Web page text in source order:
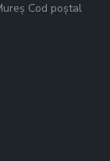
Cod poștal